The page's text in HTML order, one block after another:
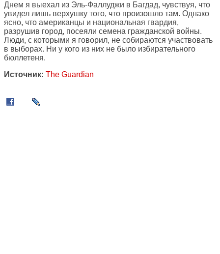
Днем я выехал из Эль-Фаллуджи в Багдад, чувствуя, что
увидел лишь верхушку того, что произошло там. Однако
ясно, что американцы и национальная гвардия,
разрушив город, посеяли семена гражданской войны.
Люди, с которыми я говорил, не собираются участвовать
в выборах. Ни у кого из них не было избирательного
бюллетеня.
Источник: The Guardian